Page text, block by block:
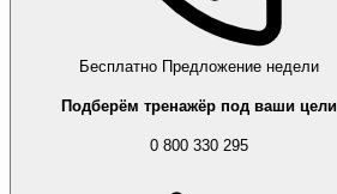
Бесплатно Предложение недели
Подберём тренажёр под ваши цели
0 800 330 295